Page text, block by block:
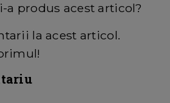
a produs acest articol?
la acest articol.